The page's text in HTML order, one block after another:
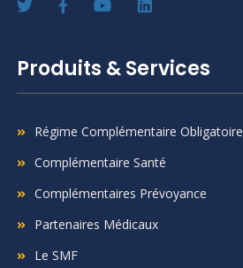
Produits & Services
Régime Complémentaire Obligatoire
Complémentaire Santé
Complémentaires Prévoyance
Partenaires Médicaux
Le SMF